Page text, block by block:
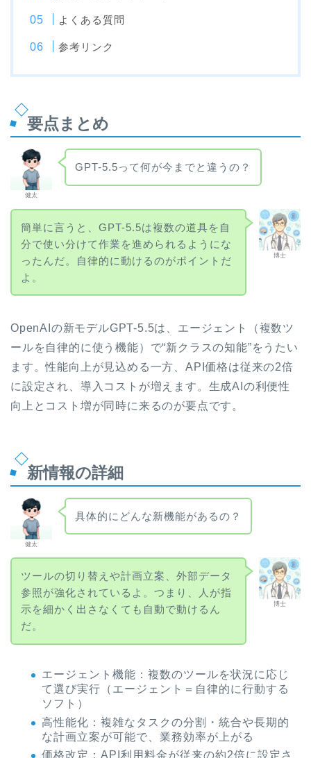
よくある質問
参考リンク
要点まとめ
健太
GPT-5.5って何が今までと違うの？
博士
簡単に言うと、GPT-5.5は複数の道具を自
分で使い分けて作業を進められるようにな
ったんだ。自律的に動けるのがポイントだ
よ。
OpenAIの新モデルGPT-5.5は、エージェント（複数ツ
ールを自律的に使う機能）で“新クラスの知能”をうたい
ます。性能向上が見込める一方、API価格は従来の2倍
に設定され、導入コストが増えます。生成AIの利便性
向上とコスト増が同時に来るのが要点です。
新情報の詳細
健太
具体的にどんな新機能があるの？
博士
ツールの切り替えや計画立案、外部データ
参照が強化されているよ。つまり、人が指
示を細かく出さなくても自動で動けるん
だ。
エージェント機能：複数のツールを状況に応じ
て選び実行（エージェント＝自律的に行動する
ソフト）
高性能化：複雑なタスクの分割・統合や長期的
な計画立案が可能で、業務効率が上がる
価格改定：API利用料金が従来の約2倍に設定さ